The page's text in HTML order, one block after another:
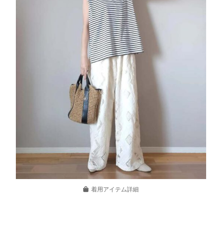
着用アイテム詳細